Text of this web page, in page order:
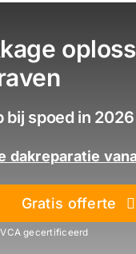
bij spoed in 2026
dakreparatie
Gratis offerte
gecertificeerd